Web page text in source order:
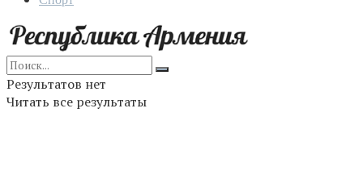
Результатов нет
Читать все результаты